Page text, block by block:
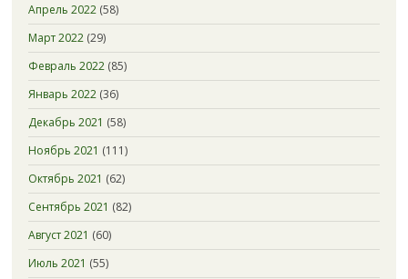
Апрель 2022(58)
Март 2022(29)
Февраль 2022(85)
Январь 2022(36)
Декабрь 2021 (58)
Ноябрь 2021 (111)
Октябрь 2021 (62)
Сентябрь 2021 (82)
Август 2021 (60)
Июль 2021 (55)